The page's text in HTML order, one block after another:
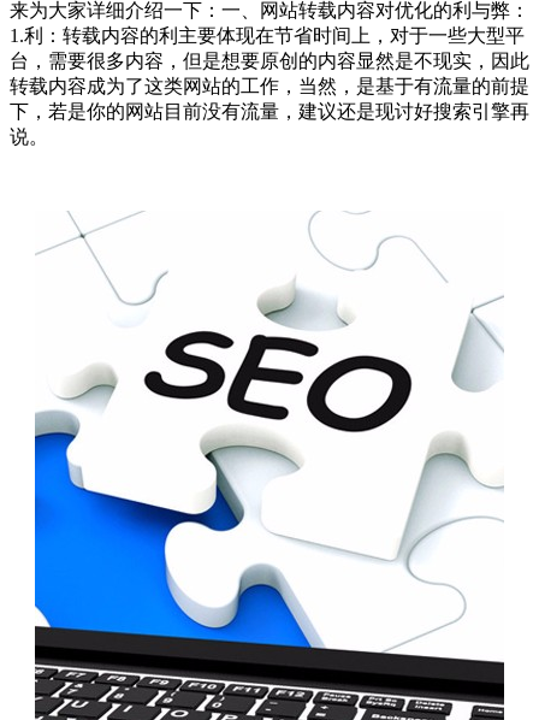
来为大家详细介绍一下：一、网站转载内容对优化的利与弊：
1.利：转载内容的利主要体现在节省时间上，对于一些大型平
台，需要很多内容，但是想要原创的内容显然是不现实，因此
转载内容成为了这类网站的工作，当然，是基于有流量的前提
下，若是你的网站目前没有流量，建议还是现讨好搜索引擎再
说。